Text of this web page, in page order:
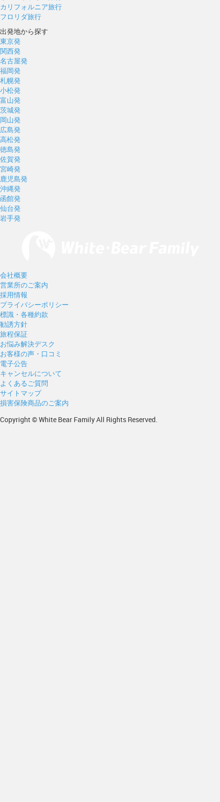
カリフォルニア旅行
フロリダ旅行
出発地から探す
東京発
関西発
名古屋発
福岡発
札幌発
小松発
富山発
茨城発
岡山発
広島発
高松発
徳島発
佐賀発
宮崎発
鹿児島発
沖縄発
函館発
仙台発
岩手発
会社概要
営業所のご案内
採用情報
プライバシーポリシー
標識・各種約款
勧誘方針
旅程保証
お悩み解決デスク
お客様の声・口コミ
電子公告
キャンセルについて
よくあるご質問
サイトマップ
損害保険商品のご案内
Copyright © White Bear Family All Rights Reserved.